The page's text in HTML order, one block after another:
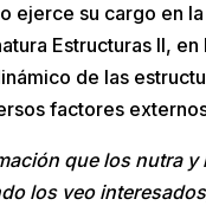
ejerce su cargo en
Estructuras II,
de las
factores
que los nutra y
los veo